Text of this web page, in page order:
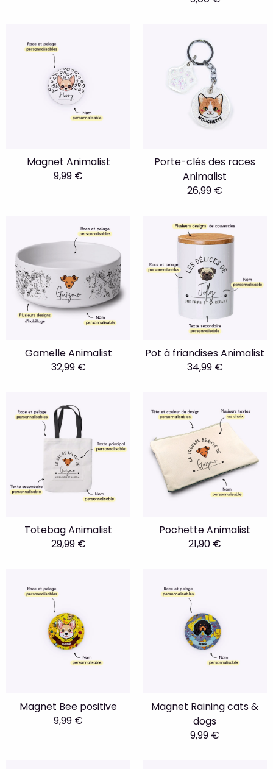
Magnet Animalist
9,99 €
Porte-clés des races
Animalist
26,99 €
Gamelle Animalist
32,99 €
Pot à friandises Animalist
34,99 €
Totebag Animalist
29,99 €
Pochette Animalist
21,90 €
Magnet Bee positive
9,99 €
Magnet Raining cats &
dogs
9,99 €